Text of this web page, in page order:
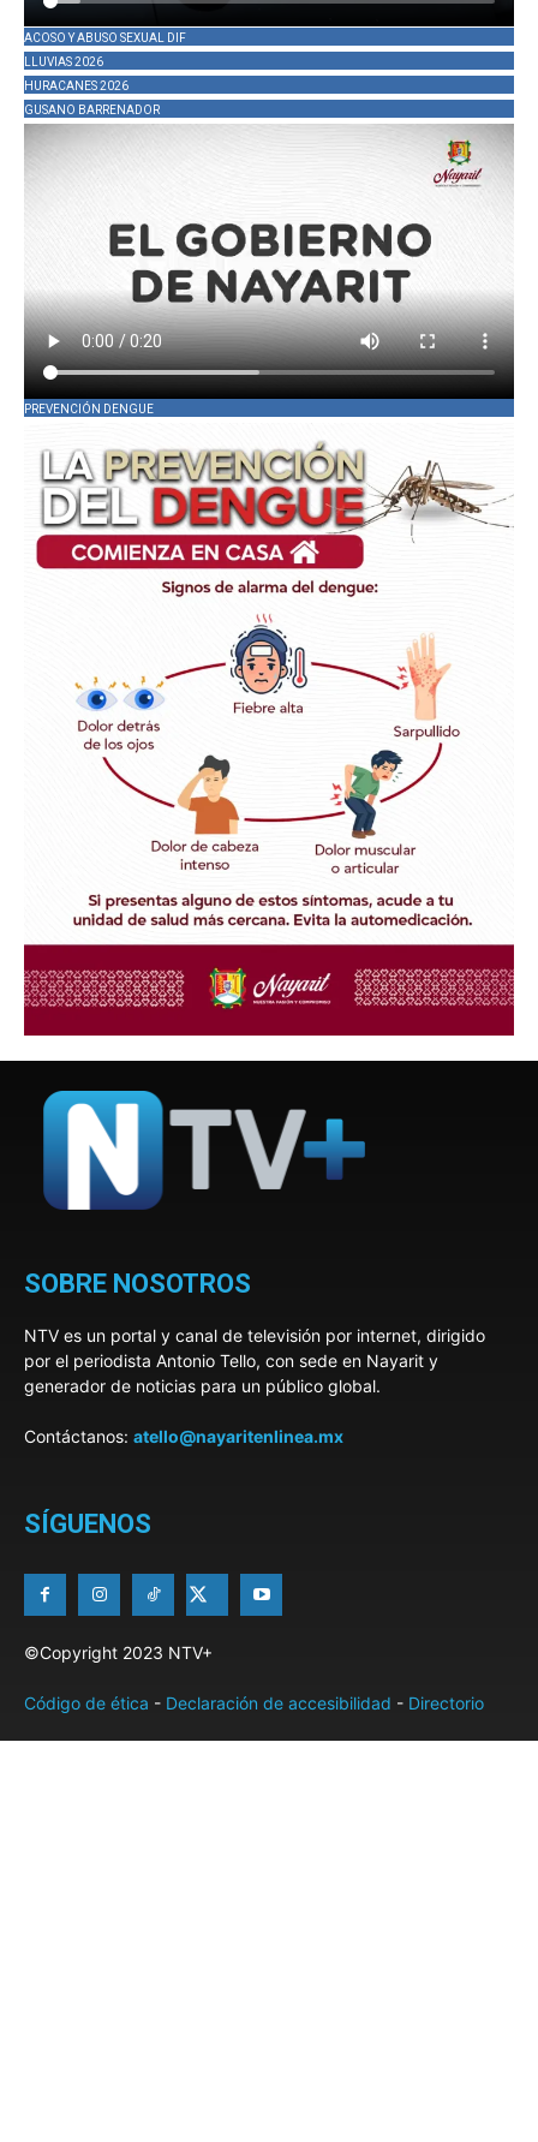
ACOSO Y ABUSO SEXUAL DIF
LLUVIAS 2026
HURACANES 2026
GUSANO BARRENADOR
PREVENCIÓN DENGUE
SOBRE NOSOTROS
NTV es un portal y canal de televisión por internet, dirigido
por el periodista Antonio Tello, con sede en Nayarit y
generador de noticias para un público global.
Contáctanos: atello@nayaritenlinea.mx
SÍGUENOS
©Copyright 2023 NTV+
Código de ética - Declaración de accesibilidad - Directorio